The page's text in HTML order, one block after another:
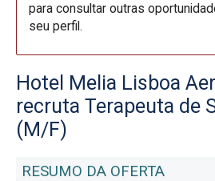
para consultar outras
seu perfil.
Hotel Melia Lisboa
recruta Terapeuta de
(M/F)
RESUMO DA OFERTA